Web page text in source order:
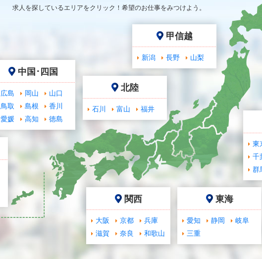
求人を探しているエリアをクリック！希望のお仕事をみつけよう。
東
千
群
関西
大阪 京都
兵庫
滋賀
奈良 和歌山
北陸
石川 富山 福井
甲信越
新潟 長野 山梨
東海
愛知 静岡
岐阜
三重
中国･四国
広島 岡山
山口
鳥取
島根
香川
愛媛
高知 徳島